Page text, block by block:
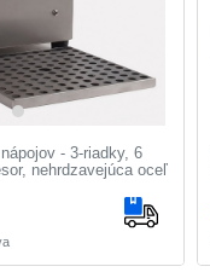
- 3-riadky, 6
nehrdzavejúca oceľ